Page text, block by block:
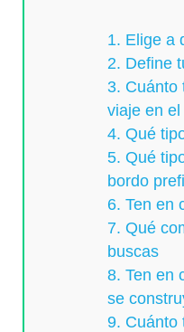
1. Elige a
2. Define
3. Cuánto
viaje en
4. Qué
5. Qué
bordo
6. Ten en
7. Qué
buscas
8. Ten en
se
9.